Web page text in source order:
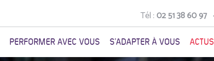
Tél :02 51 38 60 97
PERFORMER AVEC VOUS S'ADAPTER À VOUS ACTUS